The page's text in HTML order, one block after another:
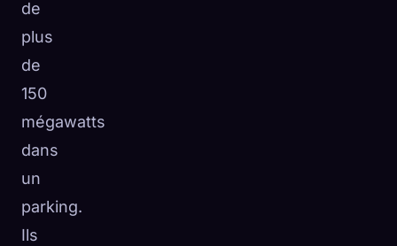
de
plus
de
150
mégawatts
dans
un
parking.
Ils